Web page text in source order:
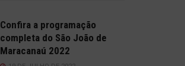
Confira a programação
completa do São João de
Maracanaú 2022